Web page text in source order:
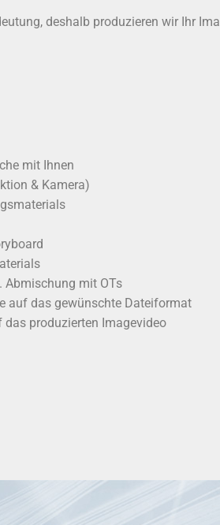
deshalb produzieren wir Ihr
mit Ihnen
& Kamera)
Abmischung mit OTs
auf das gewünschte Dateiformat
produzierten Imagevideo